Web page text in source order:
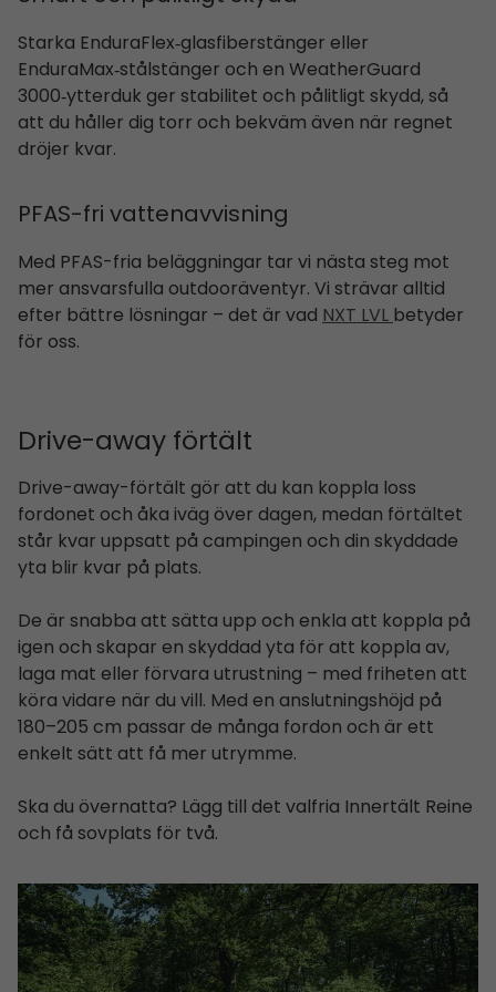
Starka EnduraFlex‑glasfiberstänger eller
EnduraMax‑stålstänger och en WeatherGuard
3000‑ytterduk ger stabilitet och pålitligt skydd, så
att du håller dig torr och bekväm även när regnet
dröjer kvar.
PFAS-fri vattenavvisning
Med PFAS-fria beläggningar tar vi nästa steg mot
mer ansvarsfulla outdooräventyr. Vi strävar alltid
efter bättre lösningar – det är vadNXT LVLbetyder
för oss.
Drive-away förtält
Drive-away-förtält gör att du kan koppla loss
fordonet och åka iväg över dagen, medan förtältet
står kvar uppsatt på campingen och din skyddade
yta blir kvar på plats.
De är snabba att sätta upp och enkla att koppla på
igen och skapar en skyddad yta för att koppla av,
laga mat eller förvara utrustning – med friheten att
köra vidare när du vill. Med en anslutningshöjd på
180–205 cm passar de många fordon och är ett
enkelt sätt att få mer utrymme.
Ska du övernatta? Lägg till det valfria Innertält Reine
och få sovplats för två.